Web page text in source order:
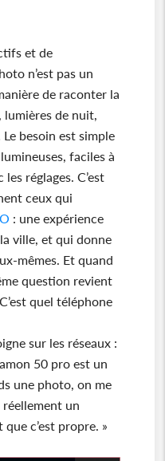
et de
n’est pas un
de raconter la
de nuit,
besoin est simple
faciles à
réglages. C’est
ceux qui
: une expérience
ville, et qui donne
mêmes. Et quand
question revient
quel téléphone
sur les réseaux :
50 pro est un
une photo, on me
réellement un
c’est propre. »